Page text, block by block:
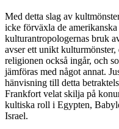
Med detta slag av
icke förväxla de amerikanska
kulturantropologernas bruk
avser ett unikt kulturmönster,
religionen också ingår, och
jämföras med något annat.
hänvisning till detta
Frankfort velat skilja på
kultiska roll i Egypten,
Israel.